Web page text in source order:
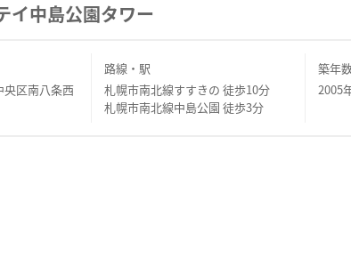
イ中島公園タワー
央区南八条西
路線・駅
札幌市南北線すすきの 徒歩10分
札幌市南北線中島公園 徒歩3分
築年
2005